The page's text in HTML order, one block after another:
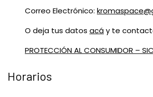
Correo Electrónico:
O deja tus datos acáy te
PROTECCIÓN AL CONSUMIDOR – SIC
Horarios